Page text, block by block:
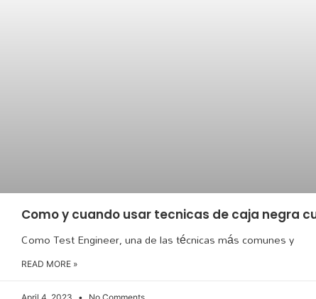
Como y cuando usar tecnicas de caja negra
Como Test Engineer, una de las técnicas más comunes y
READ MORE »